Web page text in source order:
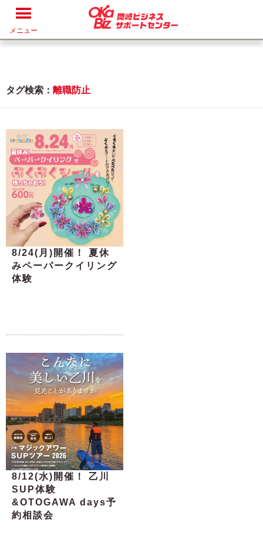
メニュー
タグ検索： 離職防止
8/24(月)開催！ 夏休
みペーパークイリング
体験
8/12(水)開催！ 乙川
SUP体験
&OTOGAWA days予
約相談会